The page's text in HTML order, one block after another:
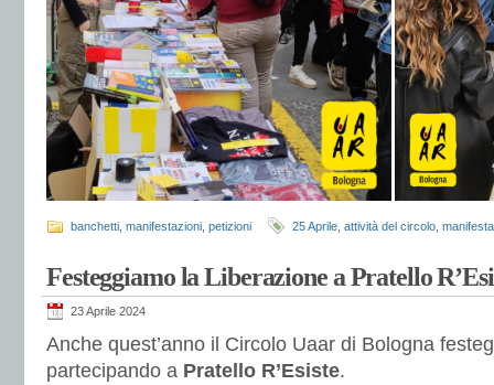
banchetti manifestazioni petizioni 25 Aprile attività del circolo
Festeggiamo la Liberazione a Pratello
23 Aprile 2024
Anche quest’anno il Circolo Uaar di Bologna
partecipando a Pratello R’Esiste.